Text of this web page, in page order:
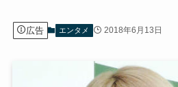
広告 エンタメ 2018年6月13日